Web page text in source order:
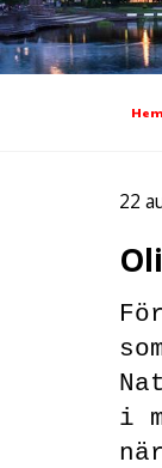
Hem
22
i